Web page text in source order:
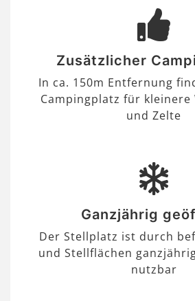
Zusätzlicher
In ca. 150m Entfernung
Campingplatz für kleinere
und Zelte
Ganzjährig
Der Stellplatz ist durch
und Stellflächen
nutzbar